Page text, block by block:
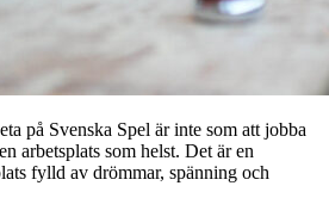
på Svenska Spel är inte som att jobba
arbetsplats som helst. Det är en
fylld av drömmar, spänning och